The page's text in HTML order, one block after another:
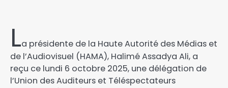
La présidente de la Haute Autorité des Médias et
de l’Audiovisuel (HAMA), Halimé Assadya Ali, a
reçu ce lundi 6 octobre 2025, une délégation de
l’Union des Auditeurs et Téléspectateurs